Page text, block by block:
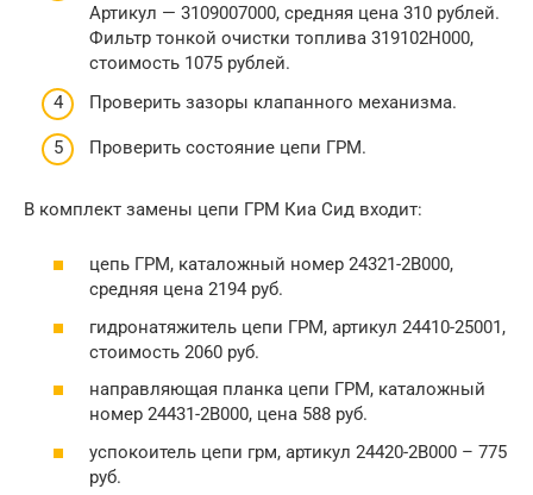
Артикул — 3109007000, средняя цена 310 рублей.
Фильтр тонкой очистки топлива 319102H000,
стоимость 1075 рублей.
Проверить зазоры клапанного механизма.
Проверить состояние цепи ГРМ.
В комплект замены цепи ГРМ Киа Сид входит:
цепь ГРМ, каталожный номер 24321-2B000,
средняя цена 2194 руб.
гидронатяжитель цепи ГРМ, артикул 24410-25001,
стоимость 2060 руб.
направляющая планка цепи ГРМ, каталожный
номер 24431-2B000, цена 588 руб.
успокоитель цепи грм, артикул 24420-2B000 – 775
руб.